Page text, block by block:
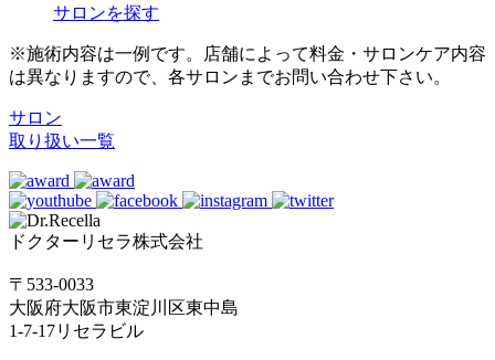
サロンを探す
※施術内容は一例です。店舗によって料金・サロンケア内容
は異なりますので、各サロンまでお問い合わせ下さい。
サロン
取り扱い一覧
ドクターリセラ株式会社
〒533-0033
大阪府大阪市東淀川区東中島
1-7-17リセラビル